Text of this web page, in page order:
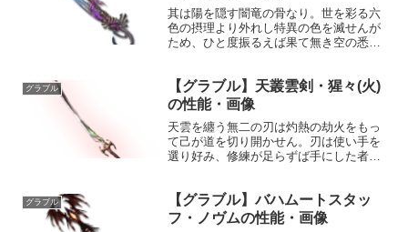
其は陽を隠す闇竜の骨なり。世を彩る六
色の摂理より外れし特異の色を滅せんが
ため、ひと度振るえば果て無き空の悉く
ースド・エリア敵に闇属性4.5倍ダメージ
〔減衰...
グラブル
【グラブル】天叢雲剣・猩々(火)
の性能・画像
天雲を纏う無二の刃は灼熱の劫火をもっ
て己が道を切り開かせん。刃は使い手を
選り好み、修練が足らずば手にした者を
奥義草薙敵に火属性5.0倍ダメージ〔減衰
値1,...
グラブル
【グラブル】バハムートスタッ
フ・ノヴムの性能・画像